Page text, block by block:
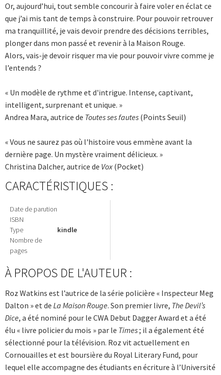
Or, aujourd’hui, tout semble concourir à faire voler en éclat ce
que j’ai mis tant de temps à construire. Pour pouvoir retrouver
ma tranquillité, je vais devoir prendre des décisions terribles,
plonger dans mon passé et revenir à la Maison Rouge.
Alors, vais-je devoir risquer ma vie pour pouvoir vivre comme je
l’entends ?
« Un modèle de rythme et d'intrigue. Intense, captivant,
intelligent, surprenant et unique. »
Andrea Mara, autrice de Toutes ses fautes(Points Seuil)
« Vous ne saurez pas où l'histoire vous emmène avant la
dernière page. Un mystère vraiment délicieux. »
Christina Dalcher, autrice de Vox(Pocket)
CARACTÉRISTIQUES :
Date de parution
ISBN
Type
Nombre de
pages
kindle
À PROPOS DE L'AUTEUR :
Roz Watkins est l’autrice de la série policière « Inspecteur Meg
Dalton » et de La Maison Rouge. Son premier livre, The Devil’s
Dice, a été nominé pour le CWA Debut Dagger Award et a été
élu « livre policier du mois » par le Times; il a également été
sélectionné pour la ­télévision. Roz vit actuellement en
Cornouailles et est boursière du Royal Literary Fund, pour
lequel elle accompagne des étudiants en écriture à l’Université